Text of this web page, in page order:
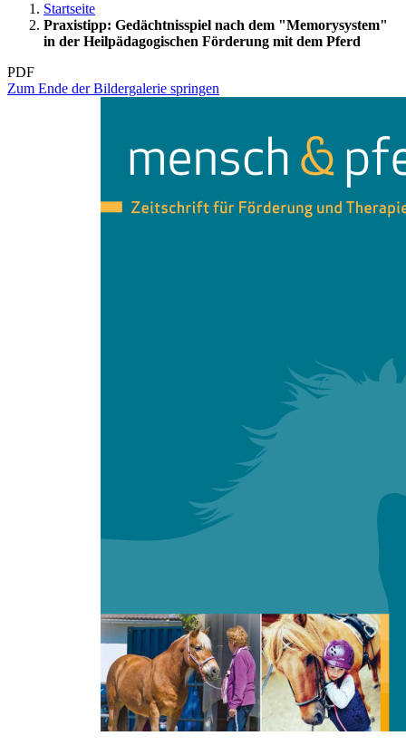
Startseite
Praxistipp: Gedächtnisspiel nach dem "Memorysystem"
in der Heilpädagogischen Förderung mit dem Pferd
PDF
Zum Ende der Bildergalerie springen
Zum Anfang der Bildergalerie springen
Stephanie Hühner, Henrike Struck
nach dem "Memorysystem" in
der Heilpädagogischen
Förderung mit dem Pferd